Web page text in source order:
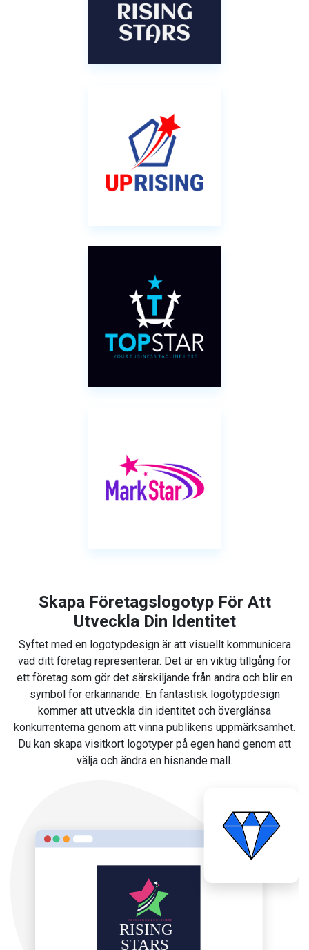
Skapa Företagslogotyp För Att
Utveckla Din Identitet
Syftet med en logotypdesign är att visuellt kommunicera
vad ditt företag representerar. Det är en viktig tillgång för
ett företag som gör det särskiljande från andra och blir en
symbol för erkännande. En fantastisk logotypdesign
kommer att utveckla din identitet och överglänsa
konkurrenterna genom att vinna publikens uppmärksamhet.
Du kan skapa visitkort logotyper på egen hand genom att
välja och ändra en hisnande mall.